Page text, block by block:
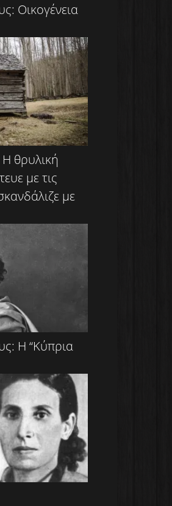
Οικογένεια
θρυλική
με τις
με
Η “Κύπρια